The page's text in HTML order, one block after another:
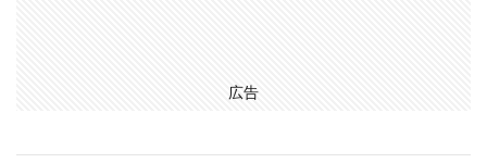
広告